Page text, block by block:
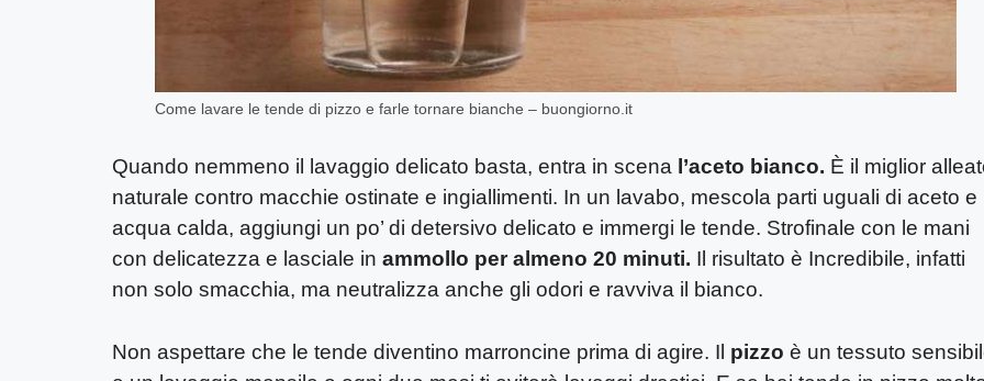
Come lavare le tende di pizzo e farle tornare bianche – buongiorno.it
Quando nemmeno il lavaggio delicato basta, entra in scena l’aceto bianco. È il miglior
naturale contro macchie ostinate e ingiallimenti. In un lavabo, mescola parti uguali di aceto e
acqua calda, aggiungi un po’ di detersivo delicato e immergi le tende. Strofinale con le mani
con delicatezza e lasciale in ammollo per almeno 20 minuti. Il risultato è Incredibile, infatti
non solo smacchia, ma neutralizza anche gli odori e ravviva il bianco.
Non aspettare che le tende diventino marroncine prima di agire. Il pizzo è un tessuto